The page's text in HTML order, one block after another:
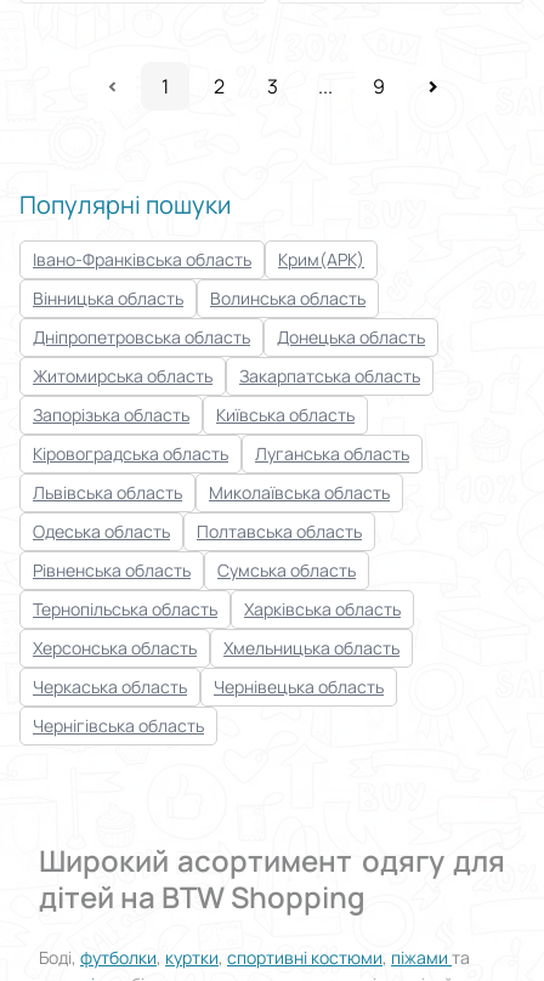
1 2 3 ... 9
Популярні пошуки
Івано-Франківська область
Крим(АРК)
Вінницька область
Волинська область
Дніпропетровська область
Донецька область
Житомирська область
Закарпатська область
Запорізька область
Київська область
Кіровоградська область
Луганська область
Львівська область
Миколаївська область
Одеська область
Полтавська область
Рівненська область
Сумська область
Тернопільська область
Харківська область
Херсонська область
Хмельницька область
Черкаська область
Чернівецька область
Чернігівська область
Широкий асортимент одягу для
дітей на BTW Shopping
Боді, футболки, куртки, спортивні костюми, піжами та